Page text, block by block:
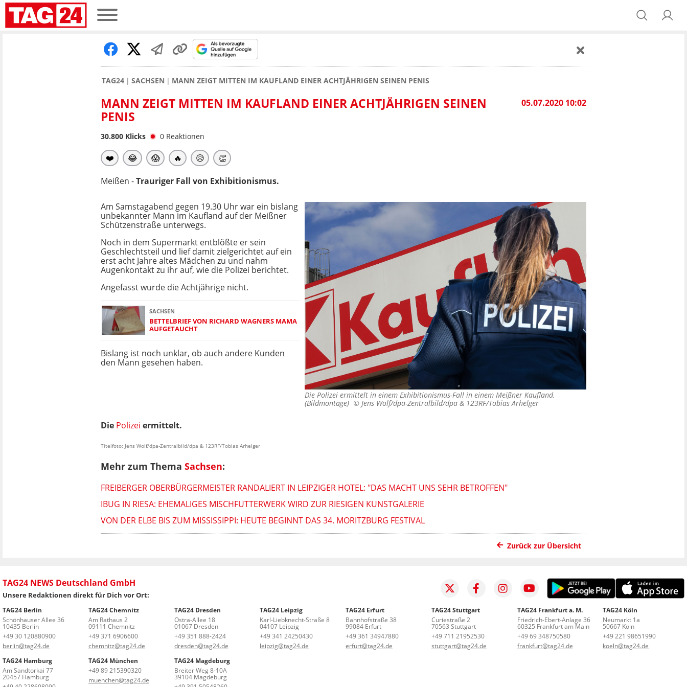
TAG24 SACHSEN MANN ZEIGT MITTEN IM KAUFLAND EINER ACHTJÄHRIGEN SEINEN PENIS
05.07.2020 10:02
MANN ZEIGT MITTEN IM KAUFLAND EINER ACHTJÄHRIGEN SEINEN
PENIS
30.800 Klicks 0 Reaktionen
❤️ 😂 😱 🔥 😥 👏
Meißen -Trauriger Fall von Exhibitionismus.
Die Polizei ermittelt in einem Exhibitionismus-Fall in einem Meißner Kaufland.
(Bildmontage) © Jens Wolf/dpa-Zentralbild/dpa & 123RF/Tobias Arhelger
Am Samstagabend gegen 19.30 Uhr war ein bislang
unbekannter Mann im Kaufland auf der Meißner
Schützenstraße unterwegs.
Noch in dem Supermarkt entblößte er sein
Geschlechtsteil und lief damit zielgerichtet auf ein
erst acht Jahre altes Mädchen zu und nahm
Augenkontakt zu ihr auf, wie die Polizei berichtet.
Angefasst wurde die Achtjährige nicht.
SACHSEN
BETTELBRIEF VON RICHARD WAGNERS MAMA
AUFGETAUCHT
Bislang ist noch unklar, ob auch andere Kunden
den Mann gesehen haben.
Die Polizei ermittelt.
Titelfoto: Jens Wolf/dpa-Zentralbild/dpa & 123RF/Tobias Arhelger
Mehr zum Thema Sachsen:
FREIBERGER OBERBÜRGERMEISTER RANDALIERT IN LEIPZIGER HOTEL: "DAS MACHT UNS SEHR BETROFFEN"
IBUG IN RIESA: EHEMALIGES MISCHFUTTERWERK WIRD ZUR RIESIGEN KUNSTGALERIE
VON DER ELBE BIS ZUM MISSISSIPPI: HEUTE BEGINNT DAS 34. MORITZBURG FESTIVAL
Zurück zur Übersicht
TAG24 NEWS Deutschland GmbH
Unsere Redaktionen direkt für Dich vor Ort:
TAG24 Berlin
Schönhauser Allee 36
10435 Berlin
+49 30 120880900
berlin@tag24.de
TAG24 Chemnitz
Am Rathaus 2
09111 Chemnitz
+49 371 6906600
chemnitz@tag24.de
TAG24 Dresden
Ostra-Allee 18
01067 Dresden
+49 351 888-2424
dresden@tag24.de
TAG24 Leipzig
Karl-Liebknecht-Straße 8
04107 Leipzig
+49 341 24250430
leipzig@tag24.de
TAG24 Erfurt
Bahnhofstraße 38
99084 Erfurt
+49 361 34947880
erfurt@tag24.de
TAG24 Stuttgart
Curiestraße 2
70563 Stuttgart
+49 711 21952530
stuttgart@tag24.de
TAG24 Frankfurt a. M.
Friedrich-Ebert-Anlage 36
60325 Frankfurt am Main
+49 69 348750580
frankfurt@tag24.de
TAG24 Köln
Neumarkt 1a
50667 Köln
+49 221 98651990
koeln@tag24.de
TAG24 Hamburg
Am Sandtorkai 77
20457 Hamburg
TAG24 München
+49 89 215390320
muenchen@tag24.de
TAG24 Magdeburg
Breiter Weg 8-10A
39104 Magdeburg